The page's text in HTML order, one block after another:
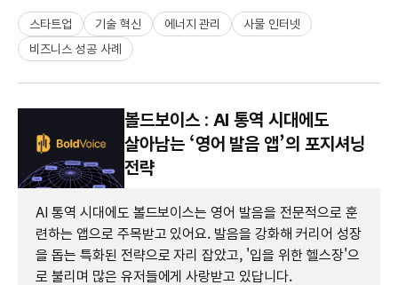
스타트업 기술 혁신 에너지 관리
사물 인터넷
비즈니스 성공 사례
볼드보이스 : AI 통역 시대에도
살아남는 ‘영어 발음 앱’의 포지셔닝
전략
AI 통역 시대에도 볼드보이스는 영어 발음을 전문적으로 훈
련하는 앱으로 주목받고 있어요. 발음을 강화해 커리어 성장
을 돕는 특화된 전략으로 자리 잡았고, '입을 위한 헬스장'으
로 불리며 많은 유저들에게 사랑받고 있답니다.